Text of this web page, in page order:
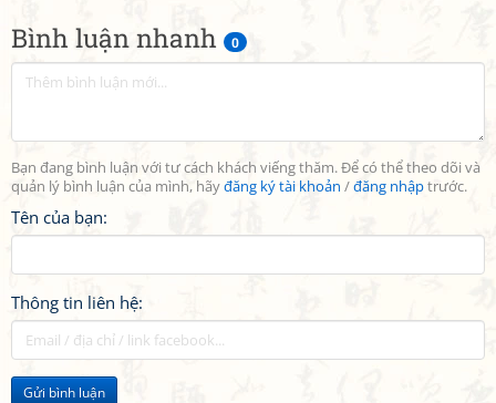
Bình luận nhanh 0
Bạn đang bình luận với tư cách khách viếng thăm. Để có thể theo dõi và
quản lý bình luận của mình, hãyđăng ký tài khoản /đăng nhậptrước.
Tên của bạn:
Thông tin liên hệ:
Gửi bình luận